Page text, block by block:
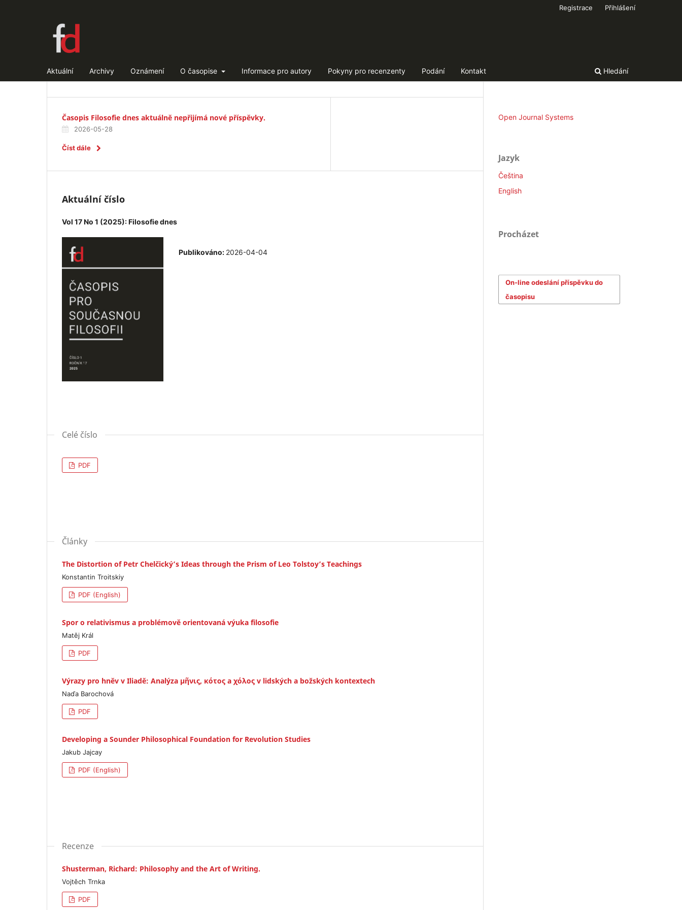
Aktuální Archivy Oznámení O časopise Informace pro autory Pokyny pro recenzenty Podání Kontakt Hledání
Registrace Přihlášení
Časopis Filosofie dnes aktuálně nepřijímá nové příspěvky.
2026-05-28
Číst dále
Aktuální číslo
Vol 17 No 1 (2025): Filosofie dnes
Publikováno: 2026-04-04
Celé číslo
PDF
Články
The Distortion of Petr Chelčický’s Ideas through the Prism of Leo Tolstoy’s Teachings
Konstantin Troitskiy
PDF (English)
Spor o relativismus a problémově orientovaná výuka filosofie
Matěj Král
PDF
Výrazy pro hněv v Iliadě: Analýza μῆνις, κότος a χόλος v lidských a božských kontextech
Naďa Barochová
PDF
Developing a Sounder Philosophical Foundation for Revolution Studies
Jakub Jajcay
PDF (English)
Recenze
Shusterman, Richard: Philosophy and the Art of Writing.
Vojtěch Trnka
PDF
Open Journal Systems
Jazyk
Čeština
English
Procházet
On-line odeslání příspěvku do
časopisu